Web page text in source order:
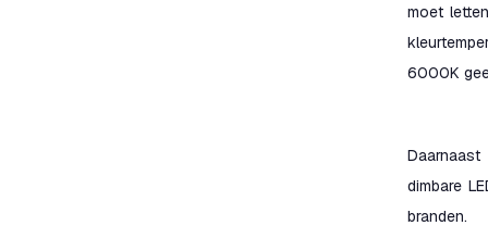
moet
6000K
dimbare
branden.